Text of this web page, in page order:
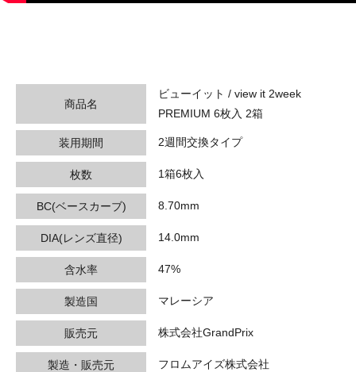
商品名
ビューイット / view it 2week
PREMIUM 6枚入 2箱
装用期間 2週間交換タイプ
枚数 1箱6枚入
BC(ベースカーブ) 8.70mm
DIA(レンズ直径) 14.0mm
含水率 47%
製造国 マレーシア
販売元 株式会社GrandPrix
製造・販売元 フロムアイズ株式会社